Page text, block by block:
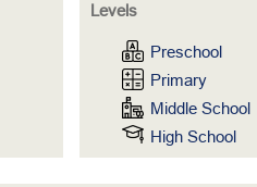
Levels
Preschool
Primary
Middle School
High School